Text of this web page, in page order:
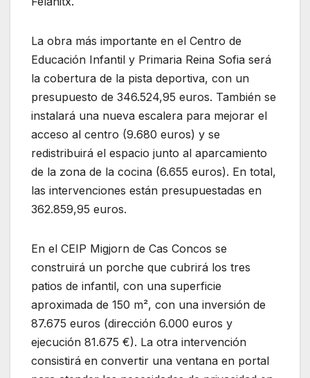
La obra más importante en el Centro de
Educación Infantil y Primaria Reina Sofia será
la cobertura de la pista deportiva, con un
presupuesto de 346.524,95 euros. También se
instalará una nueva escalera para mejorar el
acceso al centro (9.680 euros) y se
redistribuirá el espacio junto al aparcamiento
de la zona de la cocina (6.655 euros). En total,
las intervenciones están presupuestadas en
362.859,95 euros.
En el CEIP Migjorn de Cas Concos se
construirá un porche que cubrirá los tres
patios de infantil, con una superficie
aproximada de 150 m², con una inversión de
87.675 euros (dirección 6.000 euros y
ejecución 81.675 €). La otra intervención
consistirá en convertir una ventana en portal